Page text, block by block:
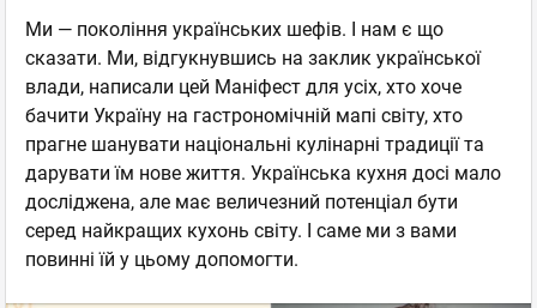
Ми — покоління українських шефів. І нам є що
сказати. Ми, відгукнувшись на заклик української
влади, написали цей Маніфест для усіх, хто хоче
бачити Україну на гастрономічній мапі світу, хто
прагне шанувати національні кулінарні традиції та
дарувати їм нове життя. Українська кухня досі мало
досліджена, але має величезний потенціал бути
серед найкращих кухонь світу. І саме ми з вами
повинні їй у цьому допомогти.